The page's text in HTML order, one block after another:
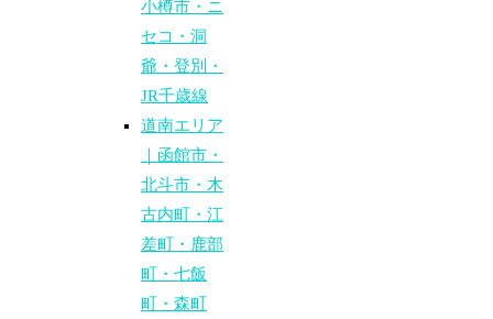
小樽市・ニ
セコ・洞
爺・登別・
JR千歳線
道南エリア
｜函館市・
北斗市・木
古内町・江
差町・鹿部
町・七飯
町・森町